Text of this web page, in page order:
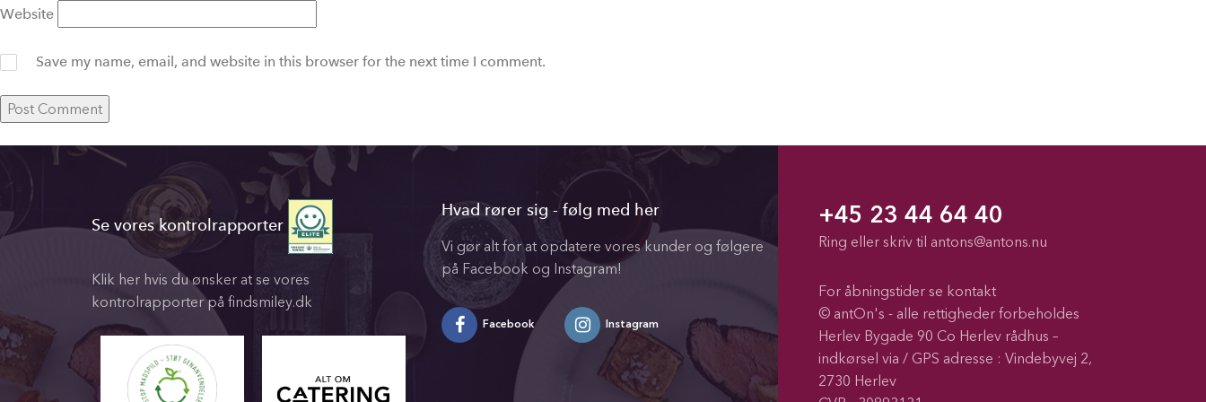
Website
Save my name, email, and website in this browser for the next time I comment.
Se vores kontrolrapporter
Klik her hvis du ønsker at se vores
kontrolrapporter på findsmiley.dk
Hvad rører sig - følg med her
Vi gør alt for at opdatere vores kunder og følgere
på Facebook og Instagram!
Facebook Instagram
+45 23 44 64 40
Ring eller skriv til antons@antons.nu
For åbningstider se kontakt
© antOn's - alle rettigheder forbeholdes
Herlev Bygade 90 Co Herlev rådhus –
indkørsel via / GPS adresse : Vindebyvej 2,
2730 Herlev